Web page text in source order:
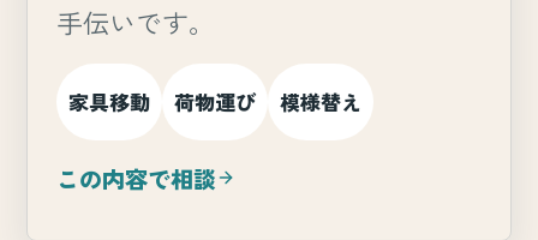
手伝いです。
家具移動 荷物運び 模様替え
この内容で相談